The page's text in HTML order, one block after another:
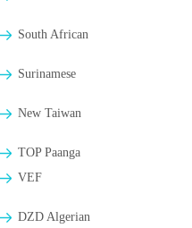
South African
Surinamese
New Taiwan
TOP Paanga
VEF
DZD Algerian